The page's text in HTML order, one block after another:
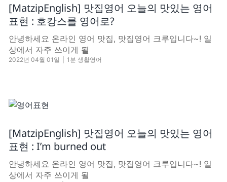
[MatzipEnglish] 맛집영어 오늘의 맛있는 영어
표현 : 호캉스를 영어로?
안녕하세요 온라인 영어 맛집, 맛집영어 크루입니다~! 일
상에서 자주 쓰이게 될
2022년 04월 01일 1분 생활영어
[MatzipEnglish] 맛집영어 오늘의 맛있는 영어
표현 : I’m burned out
안녕하세요 온라인 영어 맛집, 맛집영어 크루입니다~! 일
상에서 자주 쓰이게 될